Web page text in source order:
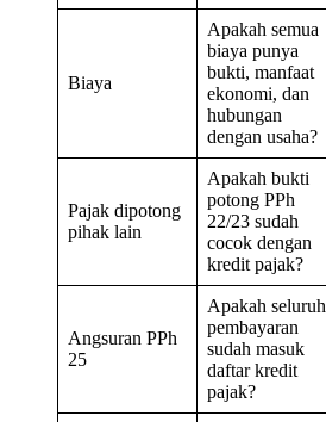
Biaya
Apakah semua
biaya punya
bukti, manfaat
ekonomi, dan
hubungan
dengan usaha?
Pajak dipotong
pihak lain
Apakah bukti
potong PPh
22/23 sudah
cocok dengan
kredit pajak?
Angsuran PPh
25
Apakah seluruh
pembayaran
sudah masuk
daftar kredit
pajak?